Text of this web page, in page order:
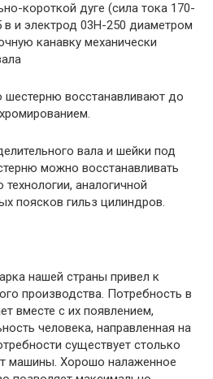
короткой дуге (сила тока 170-
в и электрод 03H-250 диаметром
канавку механически
шестерню восстанавливают до
вала и шейки под
можно восстанавливать
аналогичной
поясков гильз цилиндров.
нашей страны привел к
производства. Потребность в
вместе с их появлением,
человека, направленная на
существует столько
машины. Хорошо налаженное